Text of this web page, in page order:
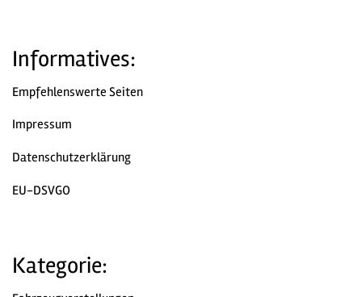
Informatives:
Empfehlenswerte Seiten
Impressum
Datenschutzerklärung
EU-DSVGO
Kategorie: